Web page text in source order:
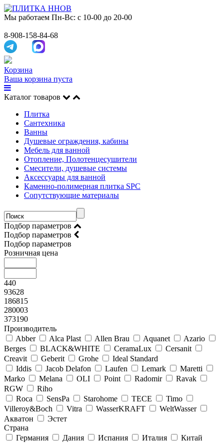
Мы работаем Пн-Вс: с 10-00 до 20-00
8-908-158-84-68
Корзина
Ваша корзина пуста
Каталог товаров
Плитка
Сантехника
Ванны
Душевые ограждения, кабины
Мебель для ванной
Отопление, Полотенцесушители
Смесители, душевые системы
Аксессуары для ванной
Каменно-полимерная плитка SPC
Сопутствующие материалы
Подбор параметров
Подбор параметров
Подбор параметров
Розничная цена
440
93628
186815
280003
373190
Производитель
Abber
Alca Plast Allen Brau Aquanet
Azario
Berges
BLACK&WHITE CeramaLux
Cersanit
Creavit
Geberit Grohe
Ideal Standard
Iddis
Jacob Delafon Laufen Lemark
Maretti
Marko
Melana OLI Point Radomir
Ravak
RGW
Riho
Roca
SensPa Starohome TECE
Timo
Villeroy&Boсh
Vitra WasserKRAFT
WeltWasser
Акватон
Эстет
Страна
Германия
Дания Испания Италия
Китай